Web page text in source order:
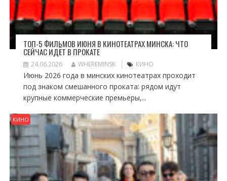
ТОП-5 ФИЛЬМОВ ИЮНЯ В КИНОТЕАТРАХ МИНСКА: ЧТО
СЕЙЧАС ИДЁТ В ПРОКАТЕ
24.06.2026 WHEREMINSK КИНО
Июнь 2026 года в минских кинотеатрах проходит
под знаком смешанного проката: рядом идут
крупные коммерческие премьеры,...
КИНО